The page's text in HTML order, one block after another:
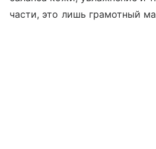
части, это лишь грамотный